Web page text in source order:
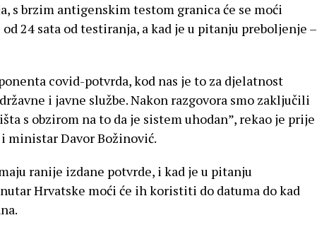
s brzim antigenskim testom granica će se moći
24 sata od testiranja, a kad je u pitanju preboljenje –
covid-potvrda, kod nas je to za djelatnost
i javne službe. Nakon razgovora smo zaključili
s obzirom na to da je sistem uhodan”, rekao je prije
ministar Davor Božinović.
ranije izdane potvrde, i kad je u pitanju
Hrvatske moći će ih koristiti do datuma do kad